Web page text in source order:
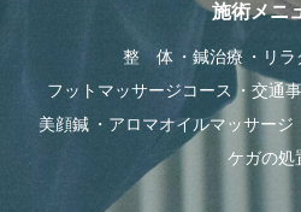
施術メニ
整 体 鍼治療
リ
フットマッサージコース
交通
美顔鍼
アロマオイルマッサージ
ケガの処